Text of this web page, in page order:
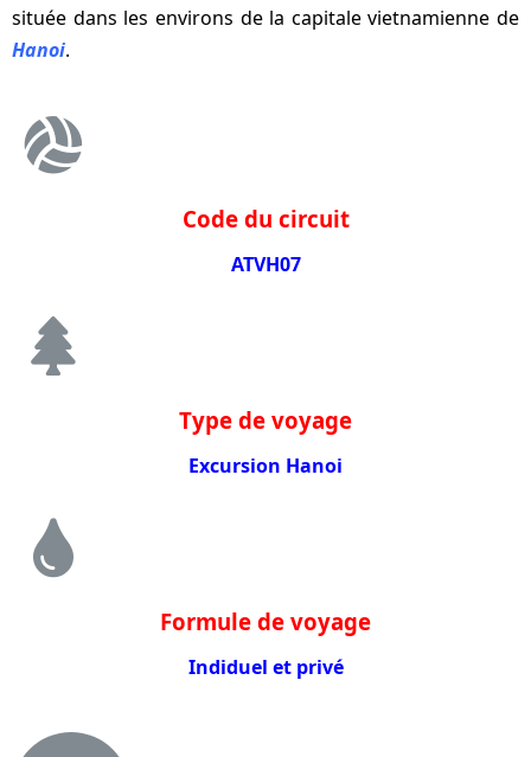
située dans les environs de la capitale vietnamienne de
Hanoi.
Code du circuit
ATVH07
Type de voyage
Excursion Hanoi
Formule de voyage
Indiduel et privé